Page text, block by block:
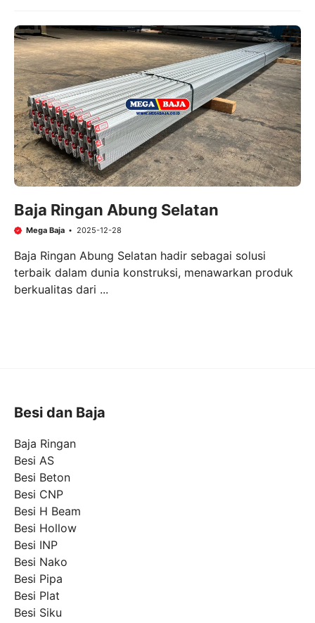
Baja Ringan Abung Selatan
Mega Baja 2025-12-28
Baja Ringan Abung Selatan hadir sebagai solusi
terbaik dalam dunia konstruksi, menawarkan produk
berkualitas dari ...
Besi dan Baja
Baja Ringan
Besi AS
Besi Beton
Besi CNP
Besi H Beam
Besi Hollow
Besi INP
Besi Nako
Besi Pipa
Besi Plat
Besi Siku